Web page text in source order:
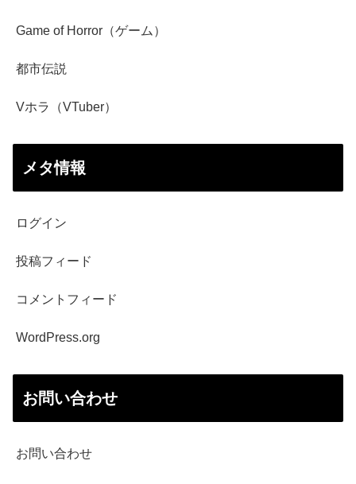
Game of Horror（ゲーム）
都市伝説
Vホラ（VTuber）
メタ情報
ログイン
投稿フィード
コメントフィード
WordPress.org
お問い合わせ
お問い合わせ